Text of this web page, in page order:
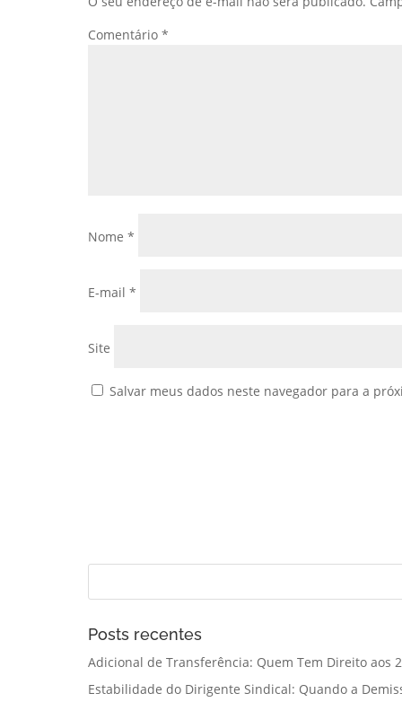
Comentário *
Nome *
E-mail *
Site
Salvar meus dados neste navegador para a
Posts recentes
Adicional de Transferência: Quem Tem Direito aos
Estabilidade do Dirigente Sindical: Quando a